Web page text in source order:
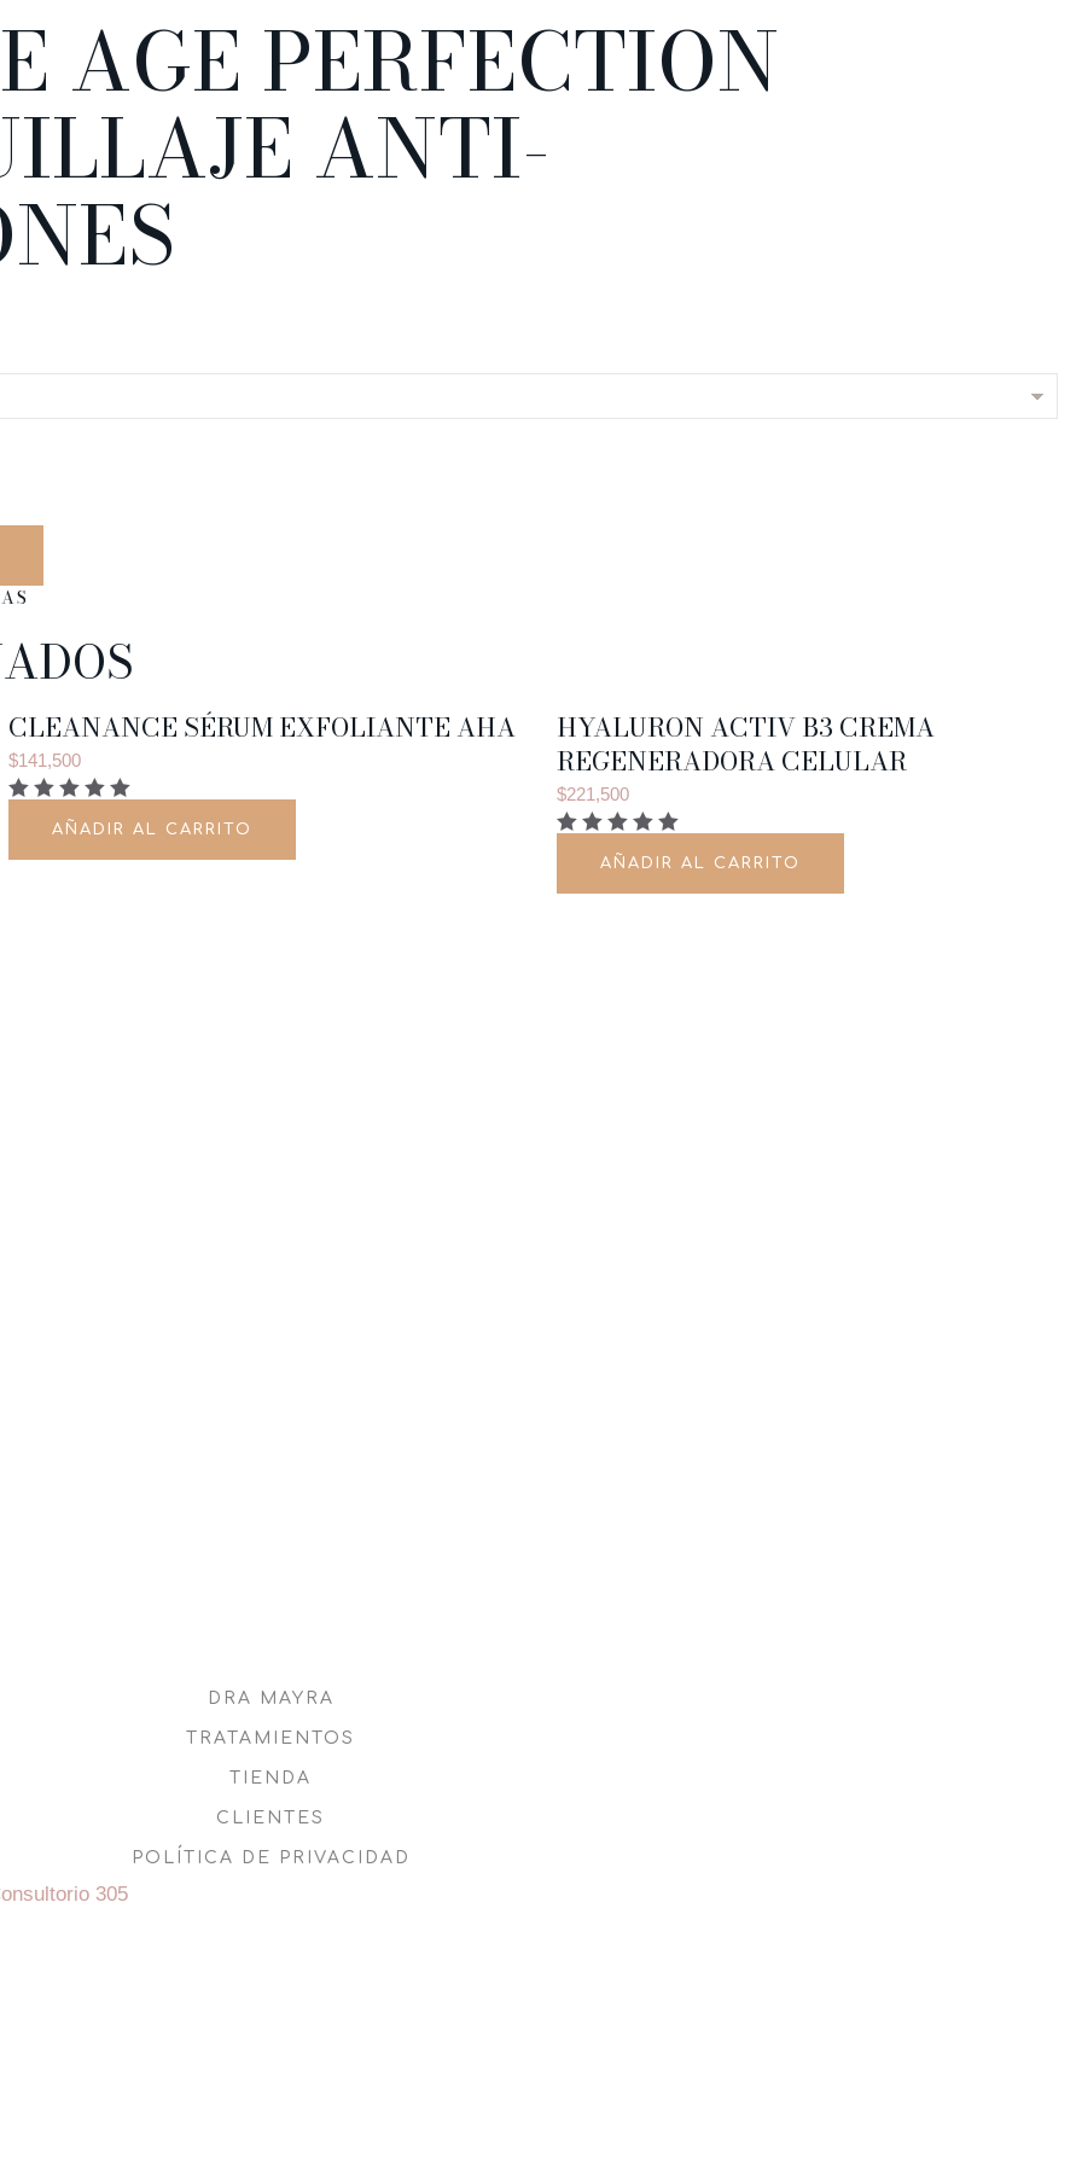
AGE PERFECTION
ANTI-
CLEANANCE SÉRUM EXFOLIANTE AHA
$141,500
AÑADIR AL CARRITO
HYALURON ACTIV B3 CREMA
REGENERADORA CELULAR
$221,500
AÑADIR AL CARRITO
DRA MAYRA
TRATAMIENTOS
TIENDA
CLIENTES
POLÍTICA DE PRIVACIDAD
305